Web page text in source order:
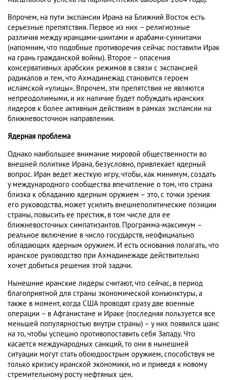
Впрочем, на пути экспансии Ирана на Ближний Восток есть
серьезные препятствия. Первое из них – религиозные
различия между иранцами-шиитами и арабами-суннитами
(напомним, что подобные противоречия сейчас поставили Ирак
на грань гражданской войны). Второе – опасения
консервативных арабских режимов в связи с экспансией
радикалов и тем, что Ахмадинежад становится героем
исламской «улицы». Впрочем, эти препятствия не являются
непреодолимыми, и их наличие будет побуждать иранских
лидеров к более активным действиям в рамках экспансии на
ближневосточном направлении.
Ядерная проблема
Однако наибольшее внимание мировой общественности во
внешней политике Ирана, безусловно, привлекает ядерный
вопрос. Иран ведет жесткую игру, чтобы, как минимум, создать
у международного сообщества впечатление о том, что страна
близка к обладанию ядерным оружием – это, с точки зрения
его руководства, может усилить внешнеполитические позиции
страны, повысить ее престиж, в том числе для ее
ближневосточных симпатизантов. Программа-максимум –
реальное включение в число государств, неофициально
обладающих ядерным оружием. И есть основания полагать, что
иранское руководство при Ахмадинежаде действительно
хочет добиться решения этой задачи.
Нынешние иранские лидеры считают, что сейчас, в период
благоприятной для страны экономической конъюнктуры, а
также в момент, когда США проводят сразу две военные
операции – в Афганистане и Ираке (последняя пользуется все
меньшей популярностью внутри страны) – у них появился шанс
на то, чтобы успешно противопоставить себя Западу. Что
касается международных санкций, то они в нынешней
ситуации могут стать обоюдоострым оружием, способствуя не
только кризису иранской экономики, но и приведя к новому
стремительному росту нефтяных цен.